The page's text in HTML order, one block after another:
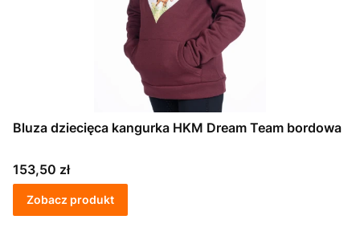
Bluza dziecięca kangurka HKM Dream Team bordowa
Cena
153,50 zł
Zobacz produkt